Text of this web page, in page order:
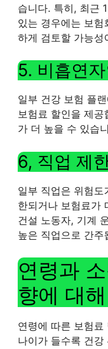
습니다. 특히, 최근
있는 경우에는 보험
하게 검토할 가능성
5. 비흡연
일부 건강 보험 플
보험료 할인을 제공
가 더 높을 수 있습
6, 직업 제
일부 직업은 위험도
한되거나 보험료가
건설 노동자, 기계
높은 직업으로 간주
연령과
향에 대
연령에 따른 보험료
나이가 들수록 건강